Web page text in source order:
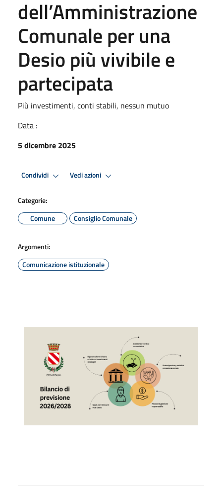
dell’Amministrazione
Comunale per una
Desio più vivibile e
partecipata
Più investimenti, conti stabili, nessun mutuo
Data :
5 dicembre 2025
Condividi Vedi azioni
Categorie:
Comune
Consiglio Comunale
Argomenti:
Comunicazione istituzionale